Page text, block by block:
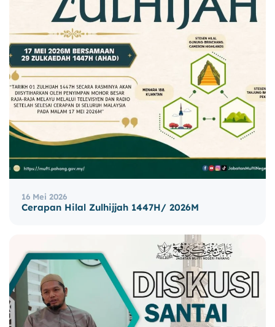
16 Mei 2026
Cerapan Hilal Zulhijjah 1447H/ 2026M